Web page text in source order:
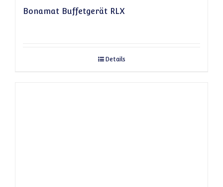
Bonamat Buffetgerät RLX
Details